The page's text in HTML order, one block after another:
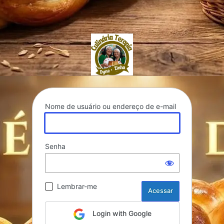
Nome de usuário ou endereço de e-mail
Senha
Lembrar-me
Login with Google